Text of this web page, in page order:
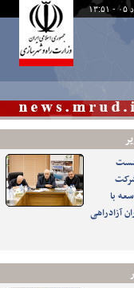
با
آزادراهی